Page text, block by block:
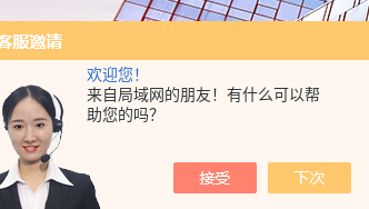
欢迎您！
来自局域网的朋友！有什么可以帮
助您的吗？
，镀层膜厚分析仪，
十项检测仪，邻苯检